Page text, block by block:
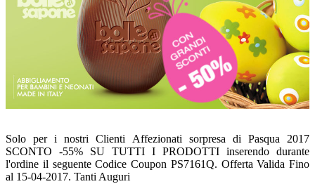
Solo per i nostri Clienti Affezionati sorpresa di Pasqua 2017
SCONTO -55% SU TUTTI I PRODOTTI inserendo durante
l'ordine il seguente Codice Coupon PS7161Q. Offerta Valida Fino
al 15-04-2017. Tanti Auguri